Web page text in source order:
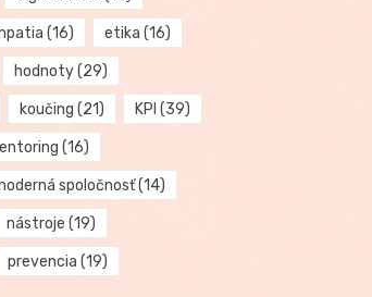
(16) etika (16)
hodnoty(29)
koučing (21) KPI (39)
(16)
spoločnosť(14)
nástroje (19)
prevencia (19)